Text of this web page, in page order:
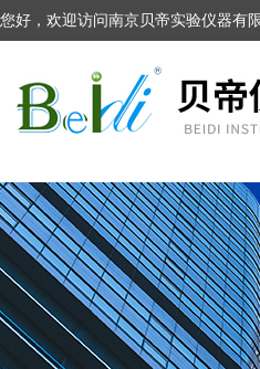
您好，欢迎访问南京贝帝实验仪器有